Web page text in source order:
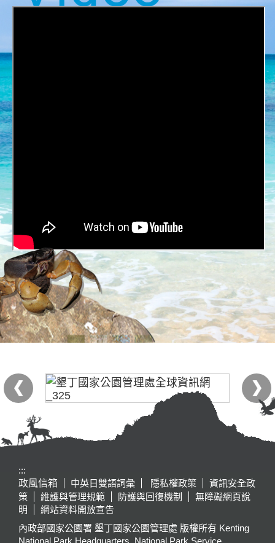
:::
政風信箱
中英日雙語詞彙 隱私權政策
資訊安全政
策
維護與管理規範 防護與回復機制
無障礙網頁說
明
網站資料開放宣告
內政部國家公園署 墾丁國家公園管理處 版權所有 Kenting
National Park Headquarters, National Park Service,